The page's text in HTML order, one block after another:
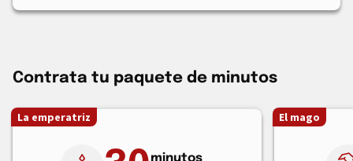
Contrata tu paquete de minutos
La emperatriz El mago